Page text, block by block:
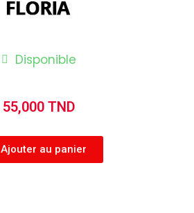
Disponible
55,000 TND
Ajouter au panier